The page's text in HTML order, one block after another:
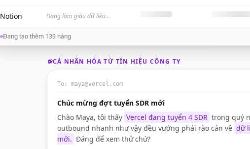
Notion Đang làm giàu dữ liệu...
Đang tạo thêm 139 hàng
CÁ NHÂN HÓA TỪ TÍN HIỆU CÔNG TY
To: maya@vercel.com
Chúc mừng đợt tuyển SDR mới
Chào Maya, tôi thấy Vercel đang tuyển 4 SDR trong quý
outbound nhanh như vậy đều vướng phải rào cản về dữ
mới. Đáng để xem thử chứ?